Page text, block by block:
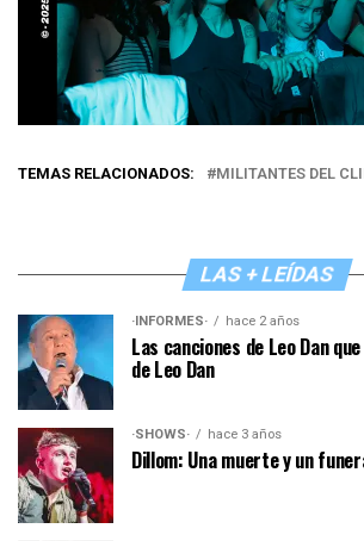
TEMAS RELACIONADOS: MILITANTES DEL
LAS + LEÍDAS
·INFORMES· hace 2 años
Las canciones de Leo Dan
de Leo Dan
·SHOWS· hace 3 años
Dillom: Una muerte y un